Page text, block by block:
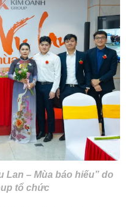
Lan – Mùa báo hiếu” do
tổ chức